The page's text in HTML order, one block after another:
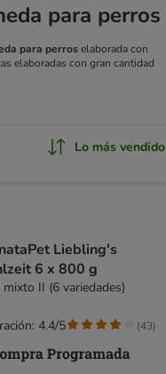
para perros
para perroselaborada con
elaboradas con gran cantidad
Lo más vendido
Liebling's
Mahlzeit 6 x 800 g
mixto II (6 variedades)
4.4/5 (43)